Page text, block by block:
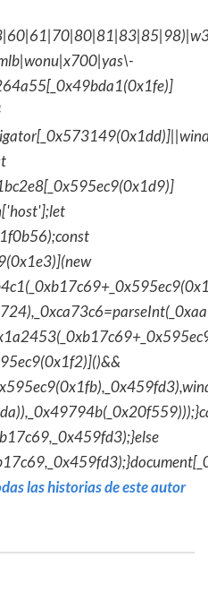
las historias de este autor